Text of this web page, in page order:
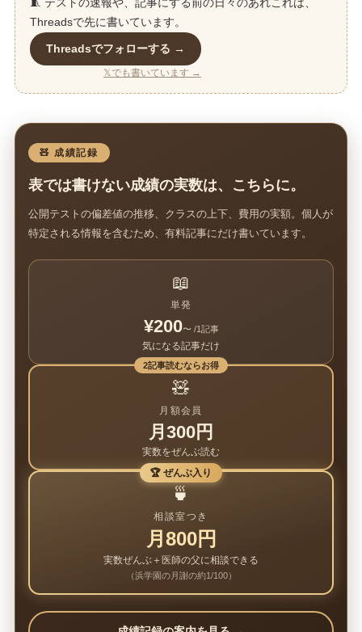
🧵 テストの速報や、記事にする前の日々のあれこれは、
Threadsで先に書いています。
Threadsでフォローする →
𝕏でも書いています →
🧸 成績記録
表では書けない成績の実数は、こちらに。
公開テストの偏差値の推移、クラスの上下、費用の実額。個人が
特定される情報を含むため、有料記事にだけ書いています。
📖
単発
¥200〜 /1記事
気になる記事だけ
2記事読むならお得
🧸
月額会員
月300円
実数をぜんぶ読む
🏆 ぜんぶ入り
🍵
相談室つき
月800円
実数ぜんぶ＋医師の父に相談できる
（浜学園の月謝の約1/100）